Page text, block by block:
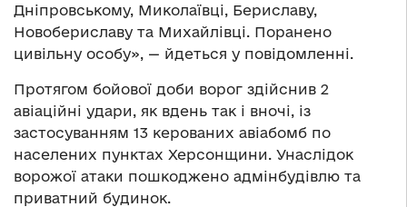
Дніпровському, Миколаївці, Бериславу,
Новобериславу та Михайлівці. Поранено
цивільну особу», — йдеться у повідомленні.
Протягом бойової доби ворог здійснив 2
авіаційні удари, як вдень так і вночі, із
застосуванням 13 керованих авіабомб по
населених пунктах Херсонщини. Унаслідок
ворожої атаки пошкоджено адмінбудівлю та
приватний будинок.